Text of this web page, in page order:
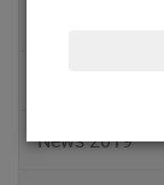
News 2019